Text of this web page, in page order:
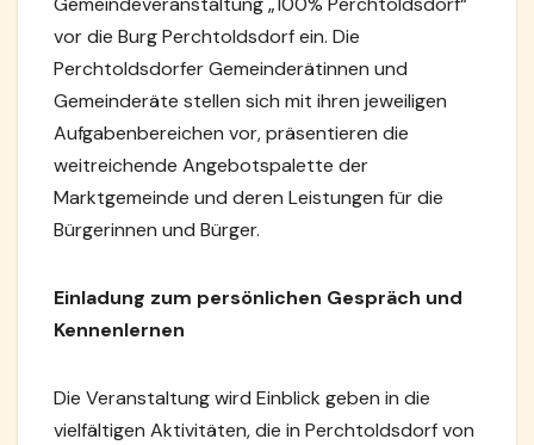
vor die Burg Perchtoldsdorf ein. Die
Perchtoldsdorfer Gemeinderätinnen und
Gemeinderäte stellen sich mit ihren jeweiligen
Aufgabenbereichen vor, präsentieren die
weitreichende Angebotspalette der
Marktgemeinde und deren Leistungen für die
Bürgerinnen und Bürger.
Einladung zum persönlichen Gespräch und
Kennenlernen
Die Veranstaltung wird Einblick geben in die
vielfältigen Aktivitäten, die in Perchtoldsdorf von